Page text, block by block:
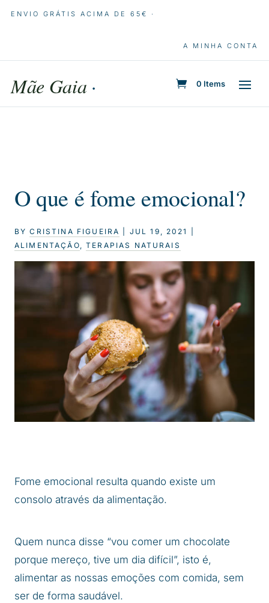
ENVIO GRÁTIS ACIMA DE 65€ ·
A MINHA CONTA
Mãe Gaia · 0 Items
O que é fome emocional?
BYCRISTINA FIGUEIRA JUL 19, 2021
ALIMENTAÇÃO,TERAPIAS NATURAIS
Fome emocional resulta quando existe um
consolo através da alimentação.
Quem nunca disse “vou comer um chocolate
porque mereço, tive um dia difícil”, isto é,
alimentar as nossas emoções com comida, sem
ser de forma saudável.